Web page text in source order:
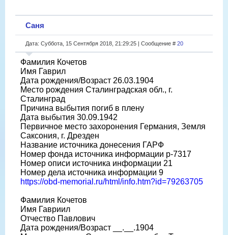
Саня
Дата: Суббота, 15 Сентября 2018, 21:29:25 | Сообщение # 20
Фамилия Кочетов
Имя Гаврил
Дата рождения/Возраст 26.03.1904
Место рождения Сталинградская обл., г.
Сталинград
Причина выбытия погиб в плену
Дата выбытия 30.09.1942
Первичное место захоронения Германия, Земля
Саксония, г. Дрезден
Название источника донесения ГАРФ
Номер фонда источника информации р-7317
Номер описи источника информации 21
Номер дела источника информации 9
https://obd-memorial.ru/html/info.htm?id=79263705
Фамилия Кочетов
Имя Гавриил
Отчество Павлович
Дата рождения/Возраст __.__.1904